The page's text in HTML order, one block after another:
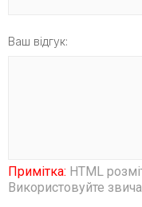
Ваш відгук:
Примітка: HTML
Використовуйте